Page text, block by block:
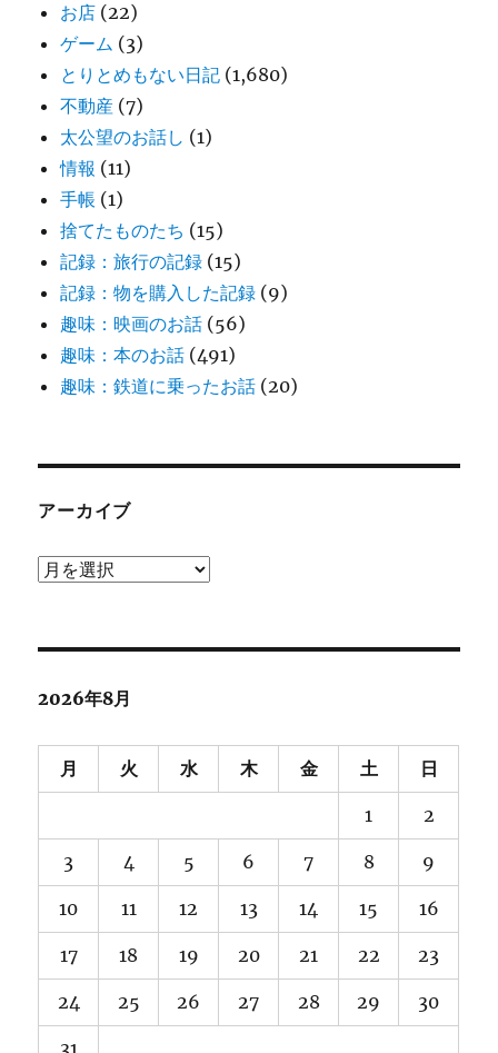
お店 (22)
ゲーム (3)
とりとめもない日記 (1,680)
不動産 (7)
太公望のお話し (1)
情報 (11)
手帳 (1)
捨てたものたち (15)
記録：旅行の記録 (15)
記録：物を購入した記録 (9)
趣味：映画のお話 (56)
趣味：本のお話 (491)
趣味：鉄道に乗ったお話 (20)
アーカイブ
ア
ブ
2026年8月
月 火 水 木 金 土 日
1 2
3 4 5 6 7 8 9
10 11 12 13 14 15 16
17 18 19 20 21 22 23
24 25 26 27 28 29 30
31